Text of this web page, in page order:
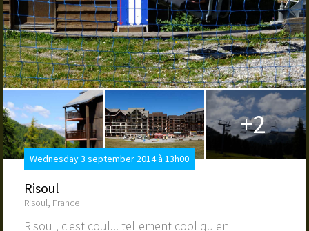
+2
Wednesday 3 september 2014 à 13h00
Risoul
Risoul, France
Risoul, c'est coul... tellement cool qu'en